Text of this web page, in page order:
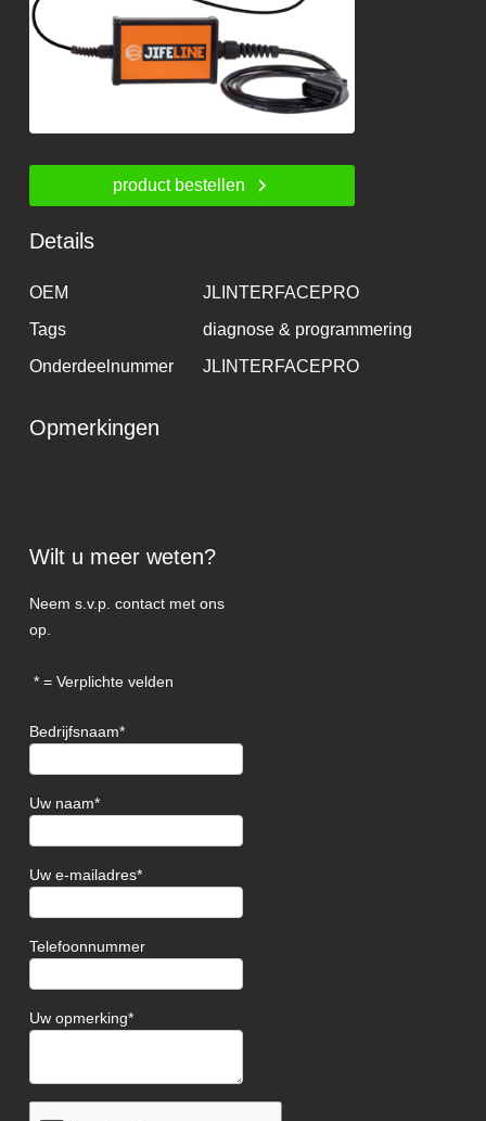
product bestellen
Details
OEM
JLINTERFACEPRO
Tags
diagnose & programmering
Onderdeelnummer
JLINTERFACEPRO
Opmerkingen
Wilt u meer weten?
Neem s.v.p. contact met ons
op.
= Verplichte velden
Bedrijfsnaam
Uw naam
Uw e-mailadres
Telefoonnummer
Uw opmerking